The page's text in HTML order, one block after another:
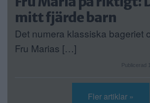
mitt fjärde barn
Det numera klassiska bageriet
Fru Marias […]
Publicerad
Fler artiklar »